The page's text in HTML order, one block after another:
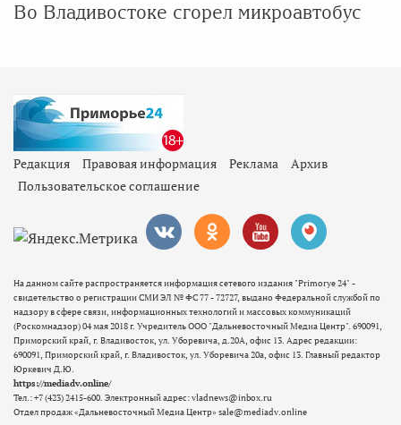
Во Владивостоке сгорел микроавтобус
Редакция Правовая информация Реклама
Архив
Пользовательское соглашение
На данном сайте распространяется информация сетевого издания "Primorye 24" -
свидетельство о регистрации СМИ ЭЛ № ФС 77 - 72727, выдано Федеральной службой по
надзору в сфере связи, информационных технологий и массовых коммуникаций
(Роскомнадзор) 04 мая 2018 г. Учредитель ООО "Дальневосточный Медиа Центр". 690091,
Приморский край, г. Владивосток, ул. Уборевича, д.20А, офис 13. Адрес редакции:
690091, Приморский край, г. Владивосток, ул. Уборевича 20а, офис 13. Главный редактор
Юркевич Д.Ю.
https://mediadv.online/
Тел.: +7 (423) 2415-600. Электронный адрес: vladnews@inbox.ru
Отдел продаж «Дальневосточный Медиа Центр» sale@mediadv.online